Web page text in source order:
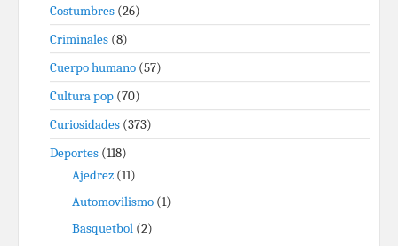
Costumbres (26)
Criminales (8)
Cuerpo humano (57)
Cultura pop (70)
Curiosidades (373)
Deportes (118)
Ajedrez (11)
Automovilismo (1)
Basquetbol (2)